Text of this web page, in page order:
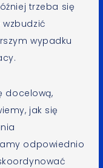
trzeba się
wzbudzić
wypadku
docelową,
jak się
odpowiednio